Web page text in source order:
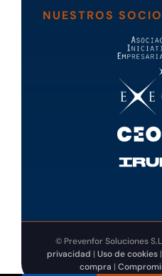
NUESTROS
© Prevenfor Soluciones
privacidad | Uso de cookies|
compra |